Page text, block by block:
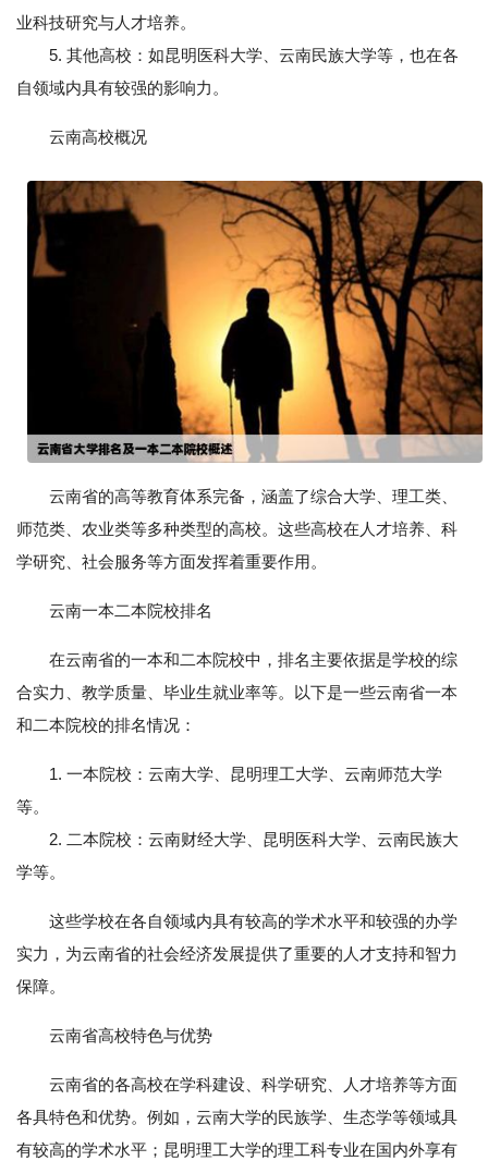
业科技研究与人才培养。
5. 其他高校：如昆明医科大学、云南民族大学等，也在各
自领域内具有较强的影响力。
云南高校概况
云南省的高等教育体系完备，涵盖了综合大学、理工类、
师范类、农业类等多种类型的高校。这些高校在人才培养、科
学研究、社会服务等方面发挥着重要作用。
云南一本二本院校排名
在云南省的一本和二本院校中，排名主要依据是学校的综
合实力、教学质量、毕业生就业率等。以下是一些云南省一本
和二本院校的排名情况：
1. 一本院校：云南大学、昆明理工大学、云南师范大学
等。
2. 二本院校：云南财经大学、昆明医科大学、云南民族大
学等。
这些学校在各自领域内具有较高的学术水平和较强的办学
实力，为云南省的社会经济发展提供了重要的人才支持和智力
保障。
云南省高校特色与优势
云南省的各高校在学科建设、科学研究、人才培养等方面
各具特色和优势。例如，云南大学的民族学、生态学等领域具
有较高的学术水平；昆明理工大学的理工科专业在国内外享有